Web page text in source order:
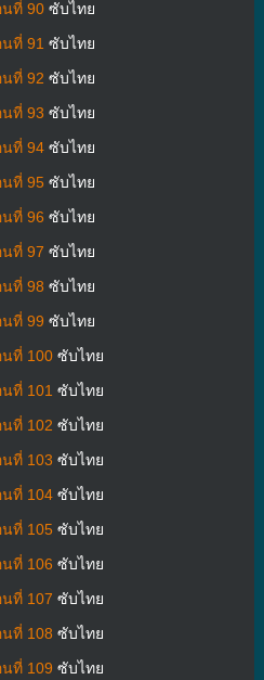
นที่ 90ซับไทย
ที่ 91 ซับไทย
นที่ 92 ซับไทย
นที่ 93 ซับไทย
นที่ 94ซับไทย
นที่ 95ซับไทย
นที่ 96 ซับไทย
นที่ 97 ซับไทย
นที่ 98 ซับไทย
นที่ 99 ซับไทย
นที่ 100ซับไทย
ที่ 101 ซับไทย
นที่ 102 ซับไทย
นที่ 103 ซับไทย
นที่ 104ซับไทย
นที่ 105ซับไทย
นที่ 106 ซับไทย
นที่ 107 ซับไทย
นที่ 108 ซับไทย
นที่ 109 ซับไทย